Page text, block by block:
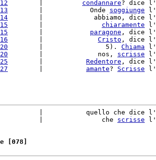
condannare? dice l'
        |            Onde
soggiunge l'
        |             abbiamo, dice l'
chiaramente l'
paragone , dice l'
Cristo , dice l'
        |                5).
Chiama l'
        |              nos,
scrisse l'
Redentore , dice l'
amante? Scrisse l'
|           quello che dice l'
|               che
scrisse l'
[078]